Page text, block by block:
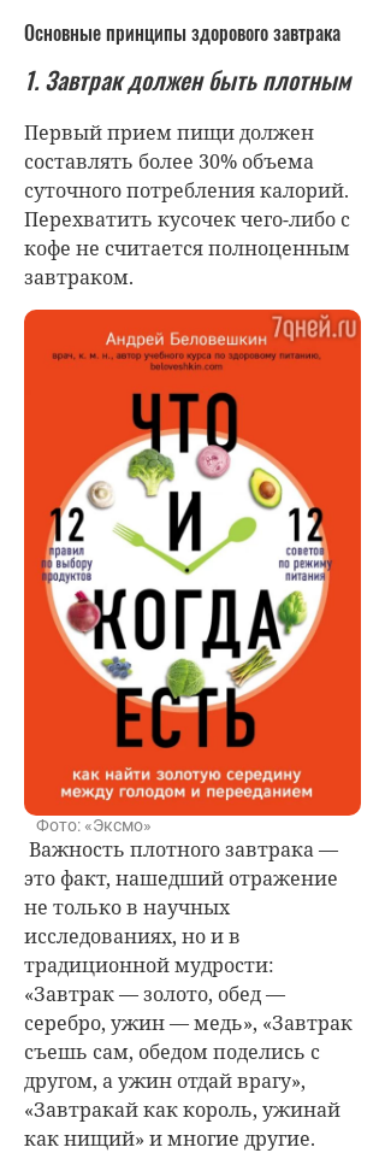
Основные принципы здорового завтрака
1. Завтрак должен быть плотным
Первый прием пищи должен
составлять более 30% объема
суточного потребления калорий.
Перехватить кусочек чего-либо с
кофе не считается полноценным
завтраком.
Фото: «Эксмо»
Важность плотного завтрака —
это факт, нашедший отражение
не только в научных
исследованиях, но и в
традиционной мудрости:
«Завтрак — золото, обед —
серебро, ужин — медь», «Завтрак
съешь сам, обедом поделись с
другом, а ужин отдай врагу»,
«Завтракай как король, ужинай
как нищий» и многие другие.